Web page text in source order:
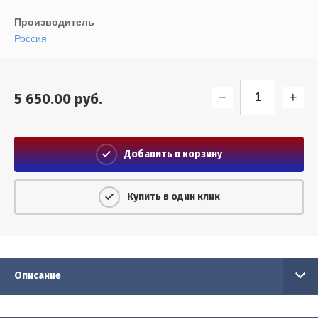
Производитель
Россия
5 650.00 руб. − +
Добавить в корзину
Купить в один клик
Описание